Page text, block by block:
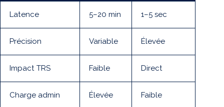
Latence 5–20 min 1–5 sec
Précision Variable Élevée
Impact TRS Faible Direct
Charge admin Élevée Faible